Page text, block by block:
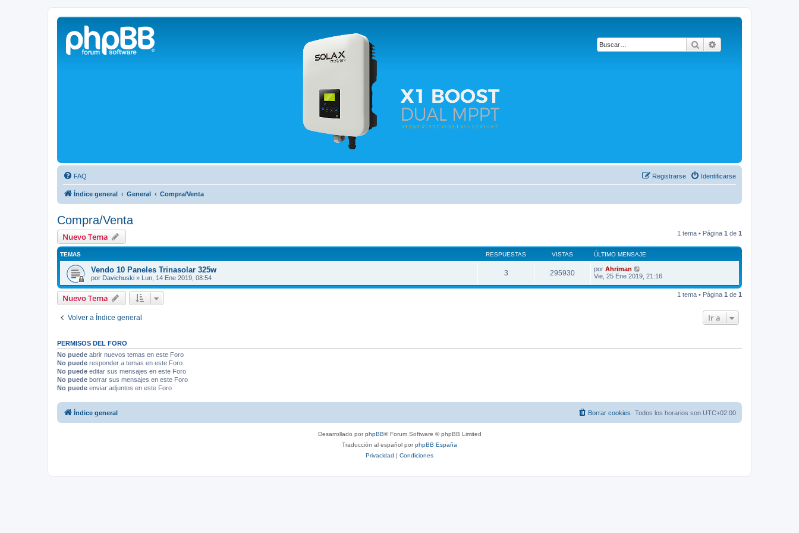
Buscar
Solax FAQ
Lugar para intercambiar dudas sobre inversores solares Solax y temas relacionados.
FAQ Identificarse
Registrarse
Índice general General Compra/Venta
Compra/Venta
Nuevo Tema 1 tema • Página 1 de 1
TEMAS RESPUESTAS VISTAS ÚLTIMO MENSAJE
Vendo 10 Paneles Trinasolar 325w
por Davichuski » Lun, 14 Ene 2019, 08:54
3 295930 por Ahriman
Vie, 25 Ene 2019, 21:16
Nuevo Tema 1 tema • Página 1 de 1
Volver a Índice general Ir a
PERMISOS DEL FORO
No puede abrir nuevos temas en este Foro
No puede responder a temas en este Foro
No puede editar sus mensajes en este Foro
No puede borrar sus mensajes en este Foro
No puede enviar adjuntos en este Foro
Índice general Todos los horarios son UTC+02:00
Borrar cookies
Desarrollado porphpBB® Forum Software © phpBB Limited
Traducción al español porphpBB España
Privacidad | Condiciones